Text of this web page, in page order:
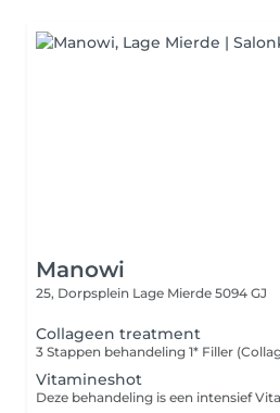
Manowi
25, Dorpsplein Lage Mierde 5094 GJ
Collageen treatment
Vitamineshot